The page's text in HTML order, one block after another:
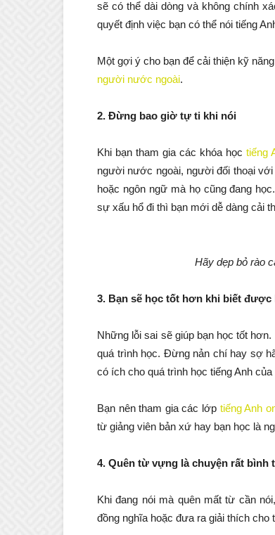
sẽ có thể dài dòng và không chính
quyết định việc bạn có thể nói tiếng
Một gợi ý cho bạn để cải thiện kỹ
người nước ngoài.
2. Đừng bao giờ tự ti khi nói
Khi bạn tham gia các khóa học tiếng
người nước ngoài, người đối thoại
hoặc ngôn ngữ mà họ cũng đang
sự xấu hổ đi thì bạn mới dễ dàng cải
Hãy dẹp bỏ rào
3. Bạn sẽ học tốt hơn khi biết được
Những lỗi sai sẽ giúp bạn học tốt
quá trình học. Đừng nản chí hay sợ
có ích cho quá trình học tiếng Anh của
Bạn nên tham gia các lớp tiếng Anh
từ giảng viên bản xứ hay bạn học là
4. Quên từ vựng là chuyện rất bình
Khi đang nói mà quên mất từ cần
đồng nghĩa hoặc đưa ra giải thích